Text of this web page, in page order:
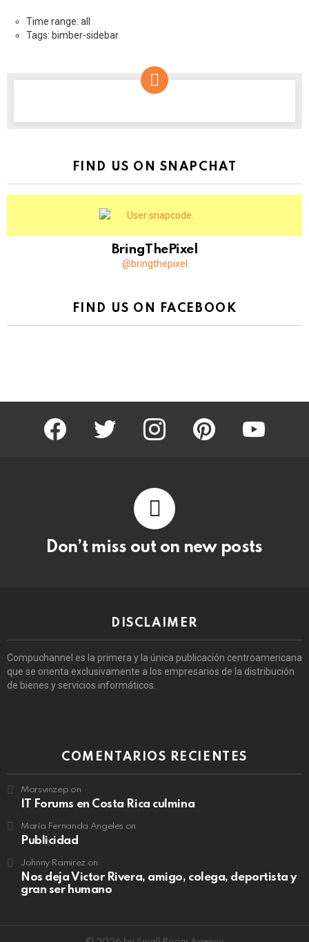
Time range: all
Tags: bimber-sidebar
FIND US ON SNAPCHAT
BringThePixel
@bringthepixel
FIND US ON FACEBOOK
facebook twitter instagram pinterest
Don’t miss out on new posts
DISCLAIMER
Compuchannel es la primera y la única publicación centroamericana
que se orienta exclusivamente a los empresarios de la distribución
de bienes y servicios informáticos.
COMENTARIOS RECIENTES
Marsvinzep on
IT Forums en Costa Rica culmina
María Fernanda Angeles on
Publicidad
Johnny Ramirezon
Nos deja Victor Rivera, amigo, colega, deportista y
gran ser humano